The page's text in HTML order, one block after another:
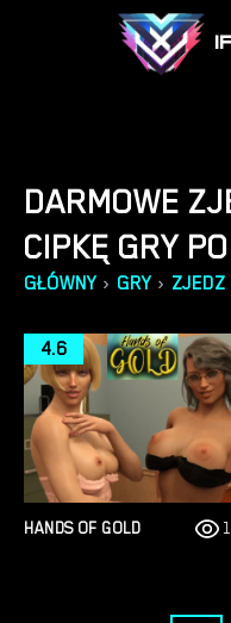
DARMOWE
CIPKĘ GRY
GŁÓWNY › GRY › ZJEDZ
HANDS OF GOLD
4.6